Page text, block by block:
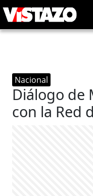
Nacional
Diálogo de
con la Red